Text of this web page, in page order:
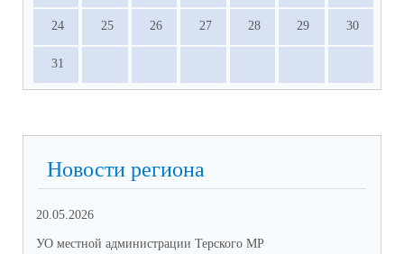
24 25 26 27 28 29 30
31
Новости региона
20.05.2026
УО местной администрации Терского МР